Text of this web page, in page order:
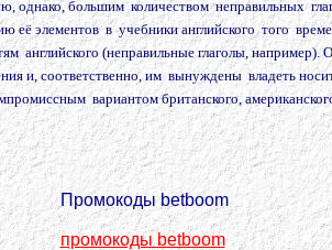
большим количеством неправильных
элементов в учебники английского того
английского (неправильные глаголы,
и, соответственно, им вынуждены владеть
вариантом британского,
Промокоды betboom
промокоды betboom